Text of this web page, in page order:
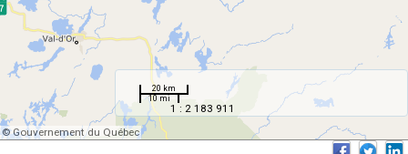
20 km
10 mi
1 : 2 183 911
© Gouvernement du Québec